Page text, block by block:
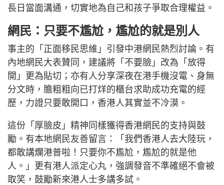
長日當面溝通，切實地為自己和孩子爭取合理權益。
網民：只要不尷尬，尷尬的就是別人
事主的「正面移民思維」引發中港網民熱烈討論。有
內地網民大表贊同，建議將「不要臉」改為「放得
開」更為貼切；亦有人分享深夜在港手機沒電、身無
分文時，膽粗粗向已打烊的櫃台求助成功充電的經
歷，力證只要敢開口，香港人其實並不冷漠。
這份「厚臉皮」精神同樣獲得香港網民的支持與鼓
勵。有本地網民友善留言：「我們香港人去大陸玩，
都敢講爛港普啦！只要你不尷尬，尷尬的就是他
人。」更有港人派定心丸，強調發音不準確絕不會被
取笑，鼓勵新來港人士多講多試。